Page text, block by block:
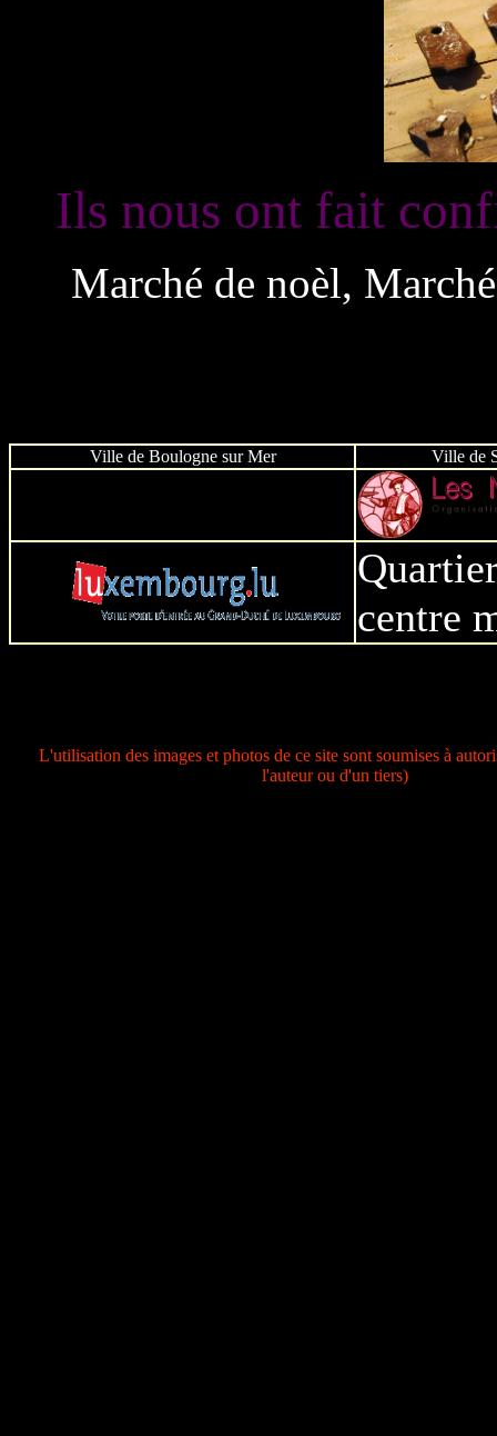
Ils nous ont fait
Marché de noèl,
Ville de Boulogne sur Mer Ville de
centre
L'utilisation des images et photos de ce site sont soumises à
l'auteur ou d'un tiers)